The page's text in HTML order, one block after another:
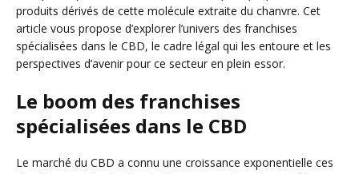
produits dérivés de cette molécule extraite du chanvre. Cet
article vous propose d’explorer l’univers des franchises
spécialisées dans le CBD, le cadre légal qui les entoure et les
perspectives d’avenir pour ce secteur en plein essor.
Le boom des franchises
spécialisées dans le CBD
Le marché du CBD a connu une croissance exponentielle ces